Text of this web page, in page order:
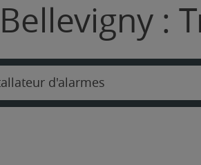
Bellevigny :
d'alarmes